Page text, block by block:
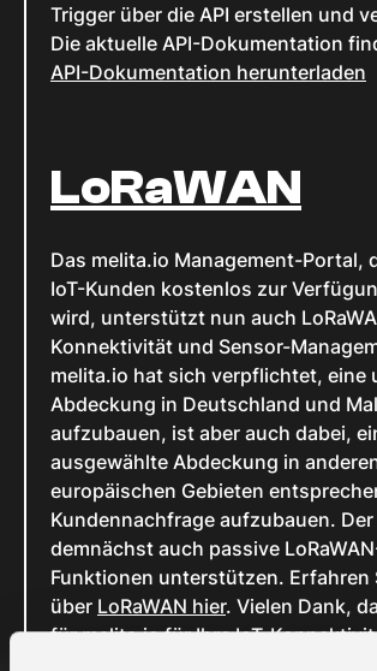
Trigger über die API erstellen und
Die aktuelle API-Dokumentation
API-Dokumentation herunterladen
LoRaWAN
Das melita.io Management-Portal,
IoT-Kunden kostenlos zur
wird, unterstützt nun auch
Konnektivität und Sensor-
melita.io hat sich verpflichtet, eine
Abdeckung in Deutschland und
aufzubauen, ist aber auch dabei,
ausgewählte Abdeckung in
europäischen Gebieten
Kundennachfrage aufzubauen.
demnächst auch passive
Funktionen unterstützen. Erfahren
über LoRaWAN hier. Vielen Dank,
fürmelita.iofür Ihre IoT-